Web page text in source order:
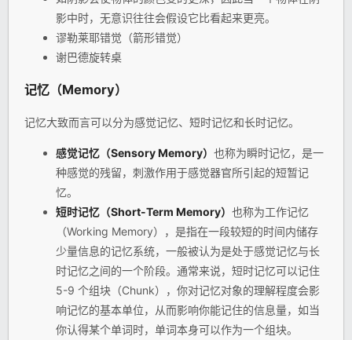
影中时，无意识往往会假设它比看起来更亮。
谬勒莱耶错觉（箭形错觉）
谢巴德旋转桌
记忆（Memory）
记忆大致而言可以分为感觉记忆、短时记忆和长时记忆。
感觉记忆（Sensory Memory） 也称为瞬时记忆，是一
种感觉的残留，刺激作用于感觉器官所引起的短暂记
忆。
短时记忆（Short-Term Memory） 也称为工作记忆
（Working Memory），是指在一段较短的时间内储存
少量信息的记忆系统，一般被认为是处于感觉记忆与长
时记忆之间的一个阶段。通常来说，短时记忆可以记住
5-9 个组块（Chunk），你对记忆对象的理解程度会影
响记忆的基本单位，从而影响你能记住的信息量，如当
你认得某个单词时，单词本身可以作为一个组块。